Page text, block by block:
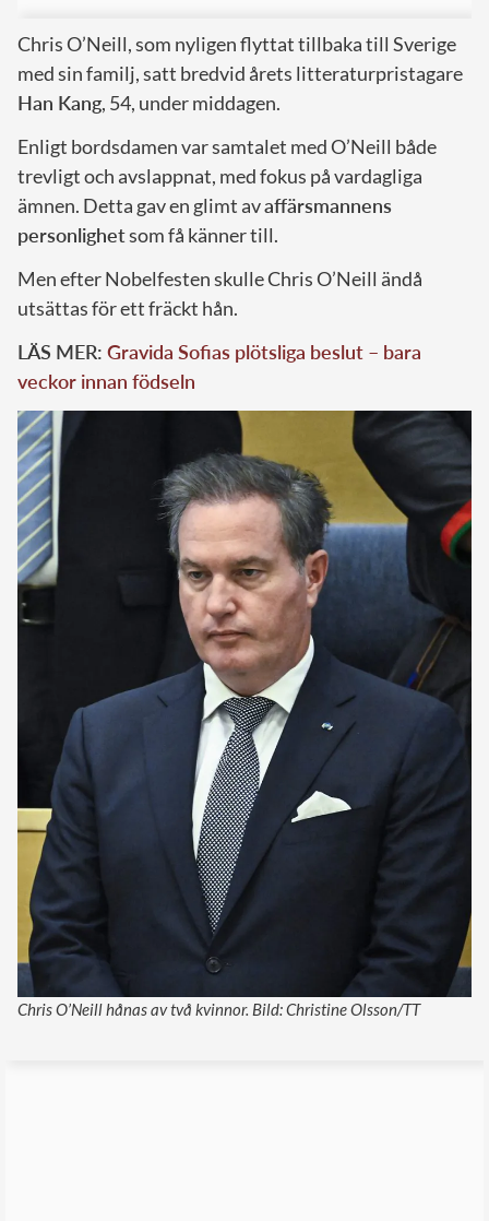
Chris O’Neill, som nyligen flyttat tillbaka till Sverige
med sin familj, satt bredvid årets litteraturpristagare
Han Kang, 54, under middagen.
Enligt bordsdamen var samtalet med O’Neill både
trevligt och avslappnat, med fokus på vardagliga
ämnen. Detta gav en glimt avaffärsmannens
personlighetsom få känner till.
Men efter Nobelfesten skulle Chris O’Neill ändå
utsättas för ett fräckt hån.
LÄS MER: Gravida Sofias plötsliga beslut – bara
veckor innan födseln
Chris O’Neill hånas av två kvinnor. Bild: Christine Olsson/TT